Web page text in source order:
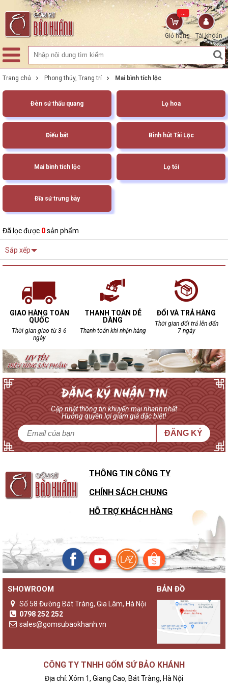
Tài khoản
Giỏ hàng
...
Trang chủ Phong thủy, Trang trí Mai bình tích lộc
Đèn sứ thấu quang Lọ hoa
Điếu bát Bình hút Tài Lộc
Mai bình tích lộc Lọ tỏi
Đĩa sứ trưng bày
Đã lọc được 0sản phẩm
Sắp xếp
GIAO HÀNG TOÀN
QUỐC
Thời gian giao từ 3-6
ngày
THANH TOÁN DỄ
DÀNG
Thanh toán khi nhận hàng
ĐỔI VÀ TRẢ HÀNG
Thời gian đổi trả lên đến
7 ngày
Cập nhật thông tin khuyến mại nhanh nhất
Hưởng quyền lợi giảm giá đặc biệt!
ĐĂNG KÝ
THÔNG TIN CÔNG TY
CHÍNH SÁCH CHUNG
HỖ TRỢ KHÁCH HÀNG
SHOWROOM
Số 58 Đường Bát Tràng, Gia Lâm, Hà Nội
0798 252 252
sales@gomsubaokhanh.vn
BẢN ĐỒ
CÔNG TY TNHH GỐM SỨ BẢO KHÁNH
Địa chỉ: Xóm 1, Giang Cao, Bát Tràng, Hà Nội